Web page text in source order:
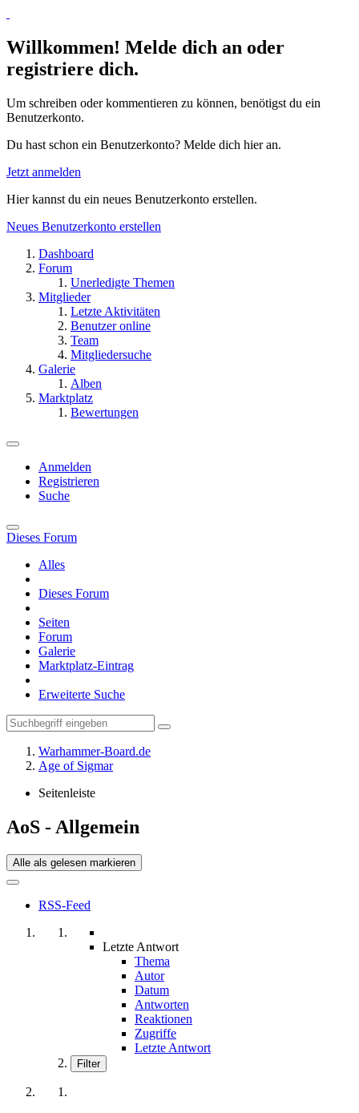
Willkommen! Melde dich an oder
registriere dich.
Um schreiben oder kommentieren zu können, benötigst du ein
Benutzerkonto.
Du hast schon ein Benutzerkonto? Melde dich hier an.
Jetzt anmelden
Hier kannst du ein neues Benutzerkonto erstellen.
Neues Benutzerkonto erstellen
Dashboard
Forum
Unerledigte Themen
Mitglieder
Letzte Aktivitäten
Benutzer online
Team
Mitgliedersuche
Galerie
Alben
Marktplatz
Bewertungen
Anmelden
Registrieren
Suche
Dieses Forum
Alles
Dieses Forum
Seiten
Forum
Galerie
Marktplatz-Eintrag
Erweiterte Suche
Warhammer-Board.de
Age of Sigmar
Seitenleiste
AoS - Allgemein
Alle als gelesen markieren
RSS-Feed
Letzte Antwort
Thema
Autor
Datum
Antworten
Reaktionen
Zugriffe
Letzte Antwort
Filter